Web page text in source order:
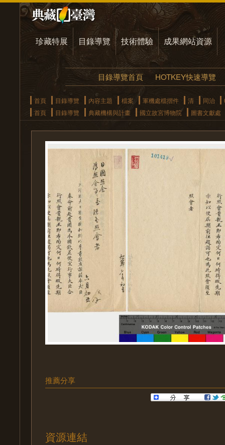
珍藏特展 目錄導覽 技術體驗 成果網站資源
目錄導覽首頁 HOTKEY快速導覽
首頁 目錄導覽 內容主題 檔案 軍機處檔摺件 清 同治
首頁
目錄導覽 典藏機構與計畫 國立故宮博物院 圖書文獻處
推薦分享
資源連結